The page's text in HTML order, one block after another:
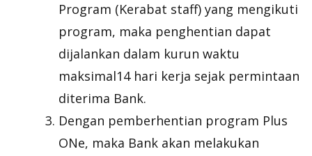
Program (Kerabat staff) yang mengikuti
program, maka penghentian dapat
dijalankan dalam kurun waktu
maksimal14 hari kerja sejak permintaan
diterima Bank.
Dengan pemberhentian program Plus
ONe, maka Bank akan melakukan